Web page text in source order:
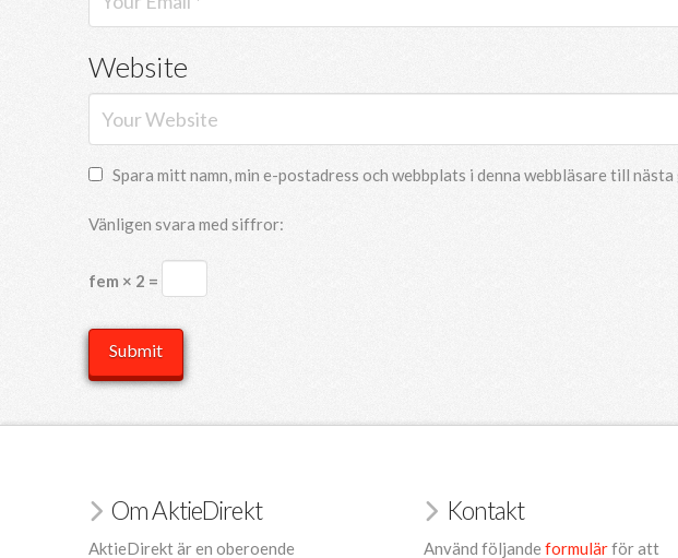
Website
Spara mitt namn, min e-postadress och webbplats i denna webbläsare till
Vänligen svara med siffror:
fem × 2 =
Om AktieDirekt
AktieDirekt är en oberoende
Kontakt
Använd följandeformulärför att